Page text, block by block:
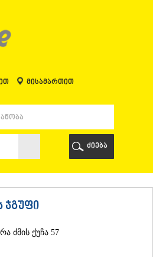
მისამართით
ძიება
ჯგუფი
ძმის ქუჩა 57